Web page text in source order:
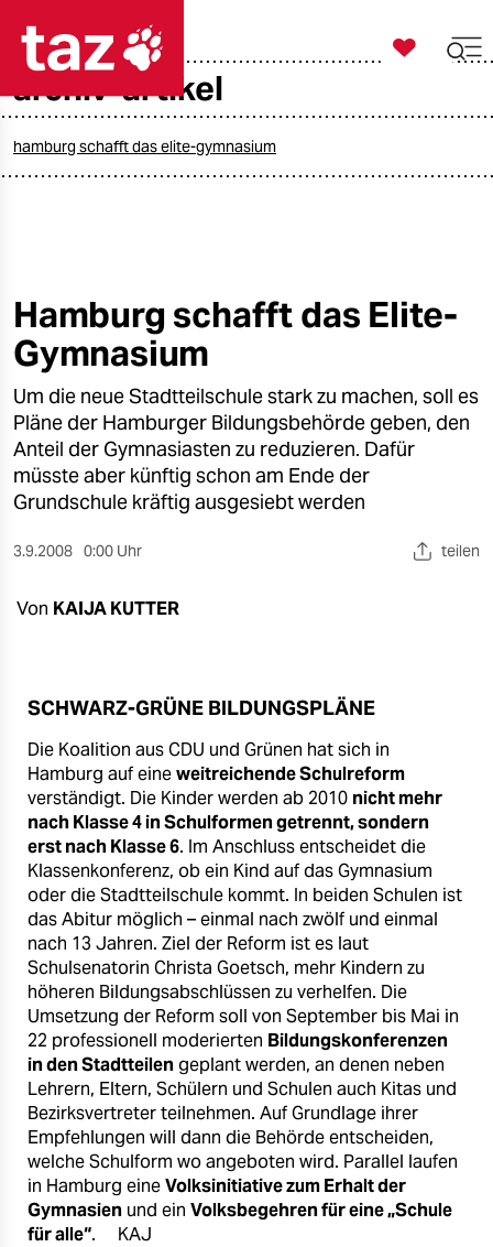
taz zahl ich
öko
gesellschaft
kultur
sport
berlin
nord
wahrheit
shop
fragen & hilfe
unterstützen
abo
genossenschaft
epaper login

taz zahl ich
archiv-artikel
hamburg schafft das elite-gymnasium
Hamburg schafft das Elite-
Gymnasium
Um die neue Stadtteilschule stark zu machen, soll es
Pläne der Hamburger Bildungsbehörde geben, den
Anteil der Gymnasiasten zu reduzieren. Dafür
müsste aber künftig schon am Ende der
Grundschule kräftig ausgesiebt werden
3.9.2008 0:00 Uhr teilen
Von KAIJA KUTTER
SCHWARZ-GRÜNE BILDUNGSPLÄNE
Die Koalition aus CDU und Grünen hat sich in
Hamburg auf eineweitreichende Schulreform
verständigt. Die Kinder werden ab 2010 nicht mehr
nach Klasse 4 in Schulformen getrennt, sondern
erst nach Klasse 6. Im Anschluss entscheidet die
Klassenkonferenz, ob ein Kind auf das Gymnasium
oder die Stadtteilschule kommt. In beiden Schulen ist
das Abitur möglich – einmal nach zwölf und einmal
nach 13 Jahren. Ziel der Reform ist es laut
Schulsenatorin Christa Goetsch, mehr Kindern zu
höheren Bildungsabschlüssen zu verhelfen. Die
Umsetzung der Reform soll von September bis Mai in
22 professionell moderierten Bildungskonferenzen
in den Stadtteilengeplant werden, an denen neben
Lehrern, Eltern, Schülern und Schulen auch Kitas und
Bezirksvertreter teilnehmen. Auf Grundlage ihrer
Empfehlungen will dann die Behörde entscheiden,
welche Schulform wo angeboten wird. Parallel laufen
in Hamburg eineVolksinitiative zum Erhalt der
Gymnasien und ein Volksbegehren für eine „Schule
für alle“. KAJ